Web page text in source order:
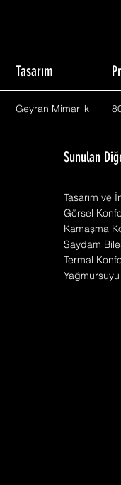
Tasarım
Geyran Mimarlık
Sunulan
Tasarım ve
Görsel
Kamaşma
Saydam
Termal